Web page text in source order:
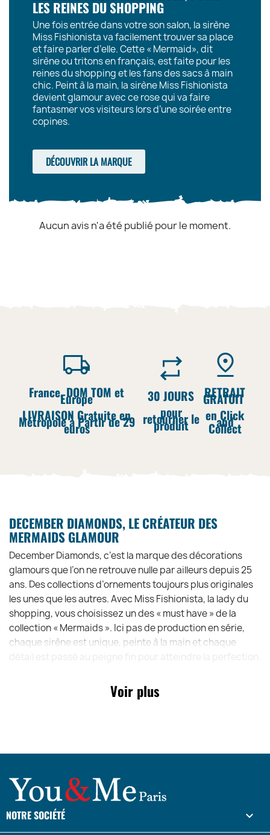
LES REINES DU SHOPPING
Une fois entrée dans votre son salon, la sirène
Miss Fishionista va facilement trouver sa place
et faire parler d’elle. Cette « Mermaid», dit
sirène ou tritons en français, est faite pour les
reines du shopping et les fans des sacs à main
chic. Peint à la main, la sirène Miss Fishionista
devient glamour avec ce rose qui va faire
fantasmer vos visiteurs lors d’une soirée entre
copines.
DÉCOUVRIR LA MARQUE
Aucun avis n'a été publié pour le moment.
France, DOM TOM et
Europe
LIVRAISON Gratuite en
Métropole à Partir de 29
euros
30 JOURS
pour
retourner le
produit
RETRAIT
GRATUIT
en Click
and
Collect
DECEMBER DIAMONDS, LE CRÉATEUR DES
MERMAIDS GLAMOUR
December Diamonds, c’est la marque des décorations
glamours que l’on ne retrouve nulle par ailleurs depuis 25
ans. Des collections d’ornements toujours plus originales
les unes que les autres. Avec Miss Fishionista, la lady du
shopping, vous choisissez un des « must have » de la
collection « Mermaids ». Ici pas de production en série,
chaque sirène est unique, peinte à la main et chaque
permet à December Diamonds d’avoir un temps d’avance
dans le monde de l’imagination.
Voir plus
NOTRE SOCIÉTÉ 